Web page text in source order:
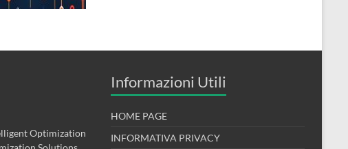
Optimization
Informazioni Utili
HOME PAGE
INFORMATIVA PRIVACY